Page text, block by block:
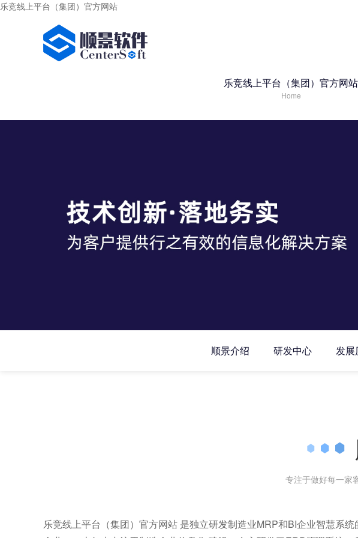
乐竞线上平台（集团）官方网站
乐竞线上平台（集团）官方网站
Home
顺景介绍 研发中心 发展
专注于做好每一家
乐竞线上平台（集团）官方网站 是独立研发制造业MRP和BI企业智慧系统